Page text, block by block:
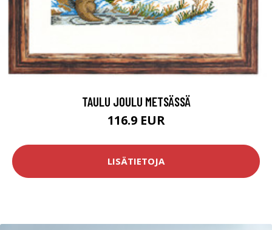
TAULU JOULU METSÄSSÄ
116.9 EUR
LISÄTIETOJA